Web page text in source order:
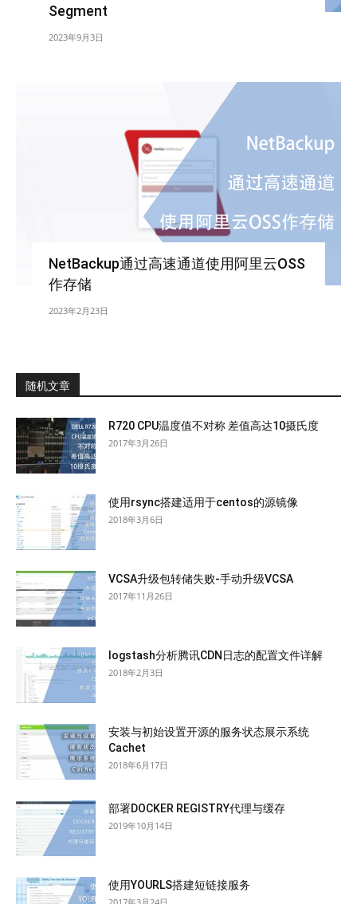
Segment
2023年9月3日
NetBackup通过高速通道使用阿里云OSS
作存储
2023年2月23日
随机文章
R720 CPU温度值不对称 差值高达10摄氏度
2017年3月26日
使用rsync搭建适用于centos的源镜像
2018年3月6日
VCSA升级包转储失败-手动升级VCSA
2017年11月26日
logstash分析腾讯CDN日志的配置文件详解
2018年2月3日
安装与初始设置开源的服务状态展示系统
Cachet
2018年6月17日
部署DOCKER REGISTRY代理与缓存
2019年10月14日
使用YOURLS搭建短链接服务